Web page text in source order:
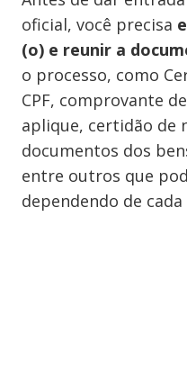
oficial, você precisa
(o) e reunir a
o processo, como
CPF, comprovante
aplique, certidão de
documentos dos
entre outros que
dependendo de cada